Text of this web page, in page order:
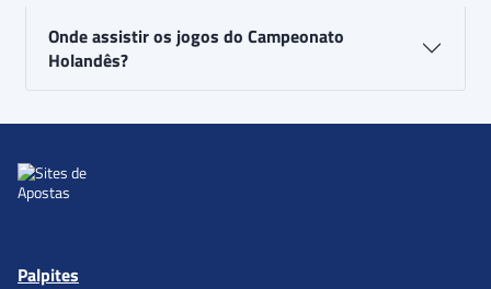
Onde assistir os jogos do Campeonato
Holandês?
Palpites